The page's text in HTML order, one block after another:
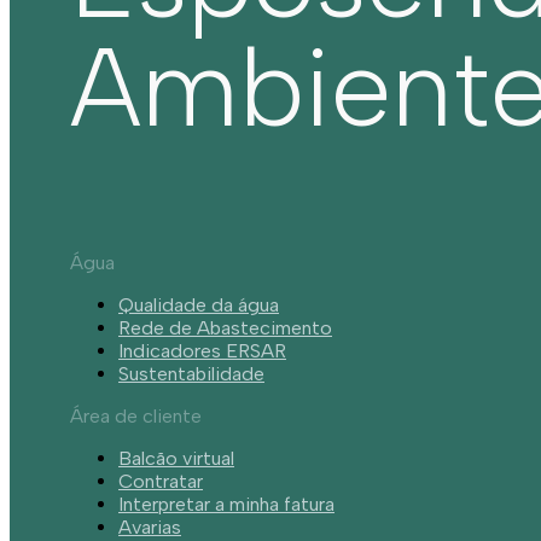
Água
Qualidade da água
Rede de Abastecimento
Indicadores ERSAR
Sustentabilidade
Área de cliente
Balcão virtual
Contratar
Interpretar a minha fatura
Avarias